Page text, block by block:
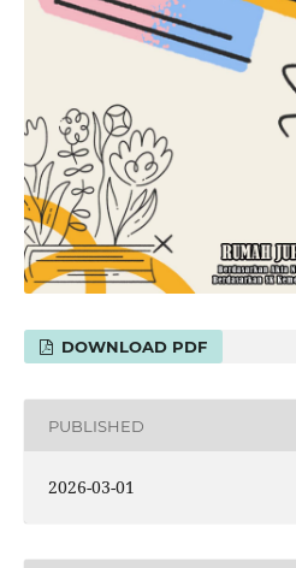
DOWNLOAD PDF
PUBLISHED
2026-03-01